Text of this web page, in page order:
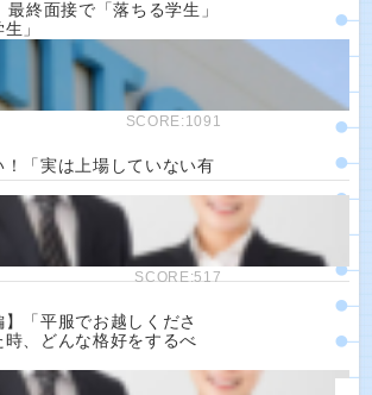
最終面接で「落ちる学生」
」
SCORE:1091
「実は上場していない有
SCORE:517
】「平服でお越しくださ
時、どんな格好をするべ